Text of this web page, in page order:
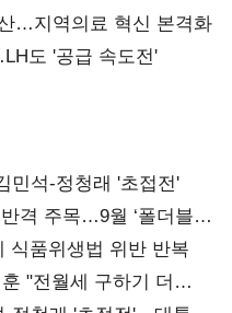
…지역의료 혁신 본격화
도 '공급 속도전'
민석-정청래 '초접전'
격 주목…9월 ‘폴더블
품위생법 위반 반복
"전월세 구하기 더